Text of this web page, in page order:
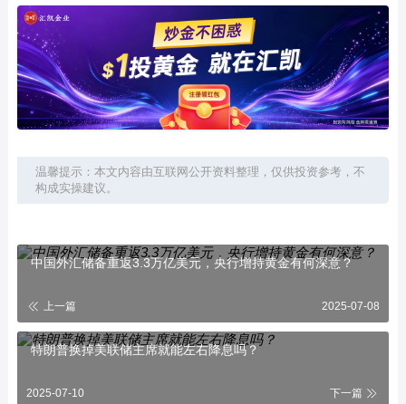
温馨提示：本文内容由互联网公开资料整理，仅供投资参考，不
构成实操建议。
中国外汇储备重返3.3万亿美元，央行增持黄金有何深意？
上一篇 2025-07-08
特朗普换掉美联储主席就能左右降息吗？
2025-07-10 下一篇